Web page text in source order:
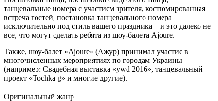
танцевальные номера с участием зрителя, костюмированная
встреча гостей, постановка танцевального номера
исключительно под стиль вашего праздника – и это далеко не
все, что могут сделать ребята из шоу-балета Ajoure.
Также, шоу-балет «Ajoure» (Ажур) принимал участие в
многочисленных мероприятиях по городам Украины
(например: Свадебная выставка «ywd 2016», танцевальный
проект «Tochka g» и многие другие).
Оригинальный жанр